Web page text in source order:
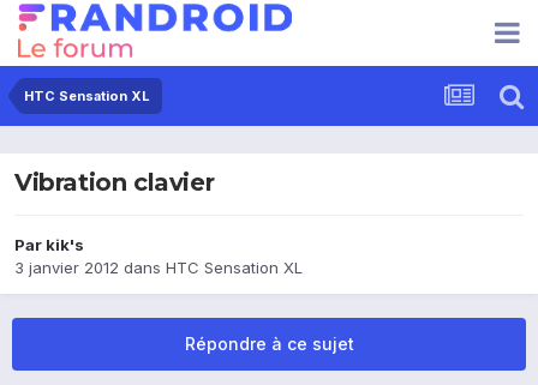
HTC Sensation XL
Vibration clavier
Par kik's
3 janvier 2012 dans HTC Sensation XL
Répondre à ce sujet